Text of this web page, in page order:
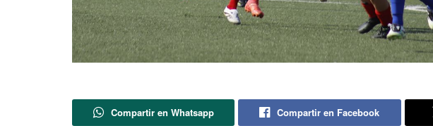
Compartir en Whatsapp Compartir en Facebook